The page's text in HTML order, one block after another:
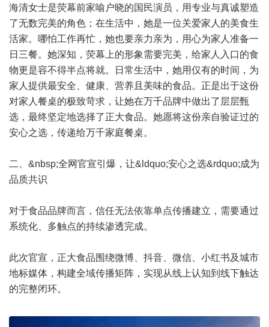
海清女士是荧幕前家喻户晓的国民演员，用专业与真诚塑造
了无数完美的角色；在生活中，她是一位关爱家人的美食生
活家。哪怕工作再忙，她也要亲力亲为，用心为家人准备一
日三餐。她深知，荧幕上的形象需要完美，给家人入口的食
物更是容不得半点将就。日常生活中，她用仅有的时间，为
家人提供最安全、健康、营养且美味的食品。正是出于这份
对家人餐桌的极致苛求，让她在万千品牌中做出了层层甄
选，最终坚定地选择了正大食品。她愿将这份亲自验证过的
安心之选，传递给万千家庭餐桌。
二、&nbsp;全网官宣引爆，让&ldquo;安心之选&rdquo;成为
品质共识
对于食品品牌而言，信任无法依靠单点传播建立，需要通过
系统化、多触点的持续渗透完成。
此次官宣，正大食品围绕微博、抖音、微信、小红书及城市
地标媒体，构建全域传播矩阵，实现从线上认知到线下触达
的完整闭环。